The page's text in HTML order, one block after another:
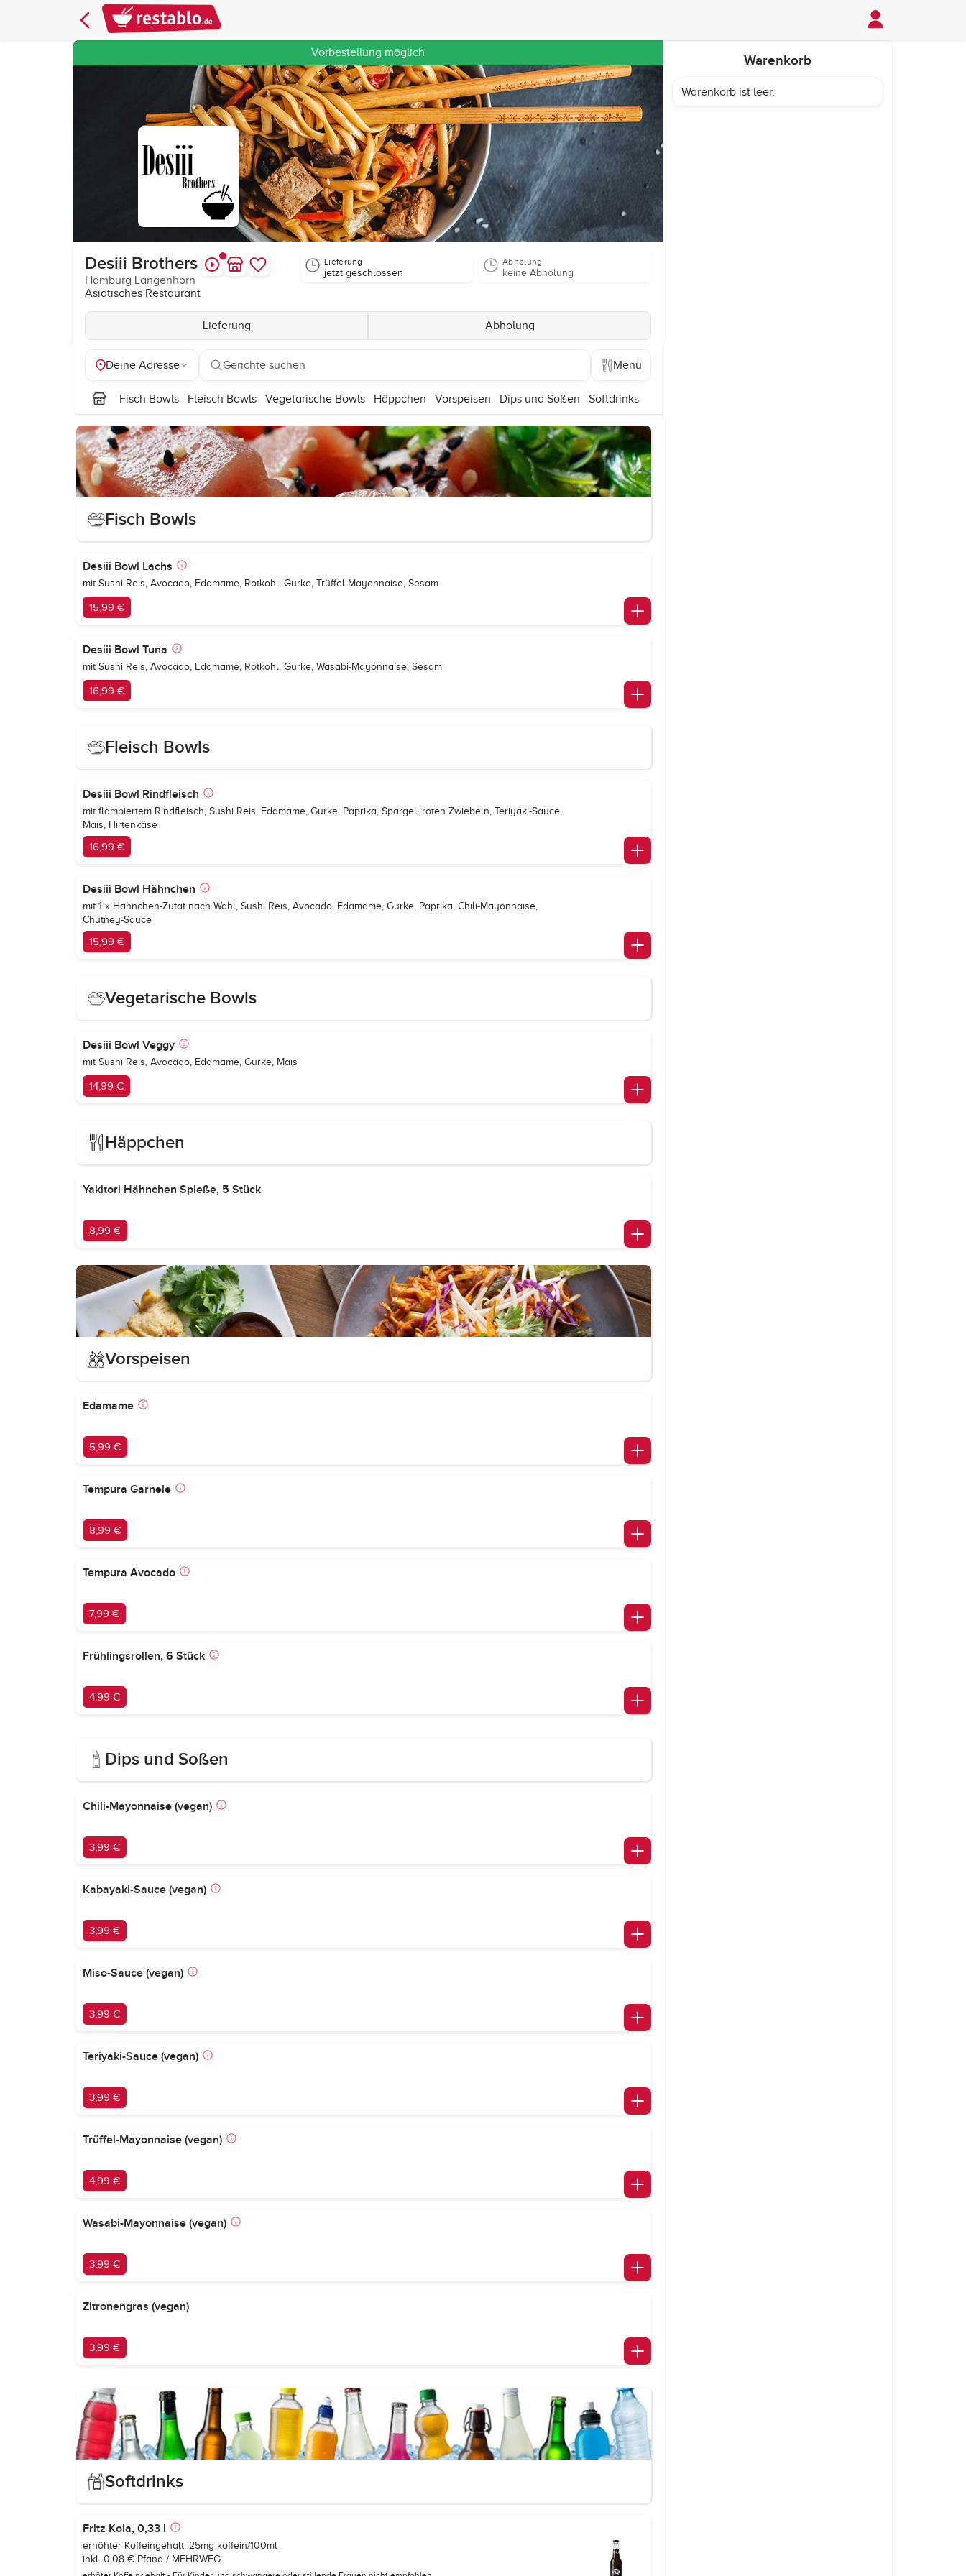
Vorbestellung möglich
Desiii Brothers
Hamburg Langenhorn
Asiatisches Restaurant
Lieferung
jetzt geschlossen
Abholung
keine Abholung
Lieferung Abholung
Deine Adresse Gerichte suchen Menü
Fisch Bowls Fleisch Bowls Vegetarische Bowls Häppchen Vorspeisen Dips und Soßen Softdrinks
Fisch Bowls
Desiii Bowl Lachs
mit Sushi Reis, Avocado, Edamame, Rotkohl, Gurke, Trüffel-Mayonnaise, Sesam
15,99 €
Desiii Bowl Tuna
mit Sushi Reis, Avocado, Edamame, Rotkohl, Gurke, Wasabi-Mayonnaise, Sesam
16,99 €
Fleisch Bowls
Desiii Bowl Rindfleisch
mit flambiertem Rindfleisch, Sushi Reis, Edamame, Gurke, Paprika, Spargel, roten Zwiebeln, Teriyaki-Sauce,
Mais, Hirtenkäse
16,99 €
Desiii Bowl Hähnchen
mit 1 x Hähnchen-Zutat nach Wahl, Sushi Reis, Avocado, Edamame, Gurke, Paprika, Chili-Mayonnaise,
Chutney-Sauce
15,99 €
Vegetarische Bowls
Desiii Bowl Veggy
mit Sushi Reis, Avocado, Edamame, Gurke, Mais
14,99 €
Häppchen
Yakitori Hähnchen Spieße, 5 Stück
8,99 €
Vorspeisen
Edamame
5,99 €
Tempura Garnele
8,99 €
Tempura Avocado
7,99 €
Frühlingsrollen, 6 Stück
4,99 €
Dips und Soßen
Chili-Mayonnaise (vegan)
3,99 €
Kabayaki-Sauce (vegan)
3,99 €
Miso-Sauce (vegan)
3,99 €
Teriyaki-Sauce (vegan)
3,99 €
Trüffel-Mayonnaise (vegan)
4,99 €
Wasabi-Mayonnaise (vegan)
3,99 €
Zitronengras (vegan)
3,99 €
Softdrinks
Fritz Kola, 0,33 l
erhöhter Koffeingehalt: 25mg koffein/100ml
inkl. 0,08 € Pfand / MEHRWEG
Warenkorb
Warenkorb ist leer.